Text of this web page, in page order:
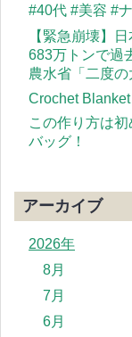
#40代 #美容 #
【緊急崩壊】
683万トンで過
農水省「二度の
Crochet
この作り方は
バッグ！
アーカイブ
2026年
8月
7月
6月